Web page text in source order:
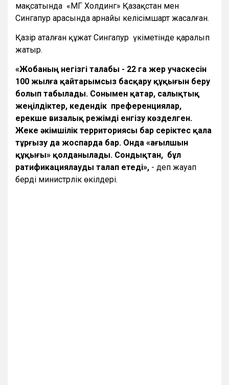
мақсатында «МГ Холдинг» Қазақстан мен
Сингапур арасында арнайы келісімшарт жасалған.
Қазір аталған құжат Сингапур үкіметінде қаралып
жатыр.
«Жобаның негізгі талабы - 22 га жер учаскесін
100 жылға қайтарымсыз басқару құқығын беру
болып табылады. Сонымен қатар, салықтық
жеңілдіктер, кедендік преференциялар,
ерекше визалық режімді енгізу көзделген.
Жеке әкімшілік территориясы бар серіктес қала
тұрғызу да жоспарда бар. Онда «ағылшын
құқығы» қолданылады. Сондықтан, бұл
ратификациялауды талап етеді», - деп жауап
берді министрлік өкілдері.